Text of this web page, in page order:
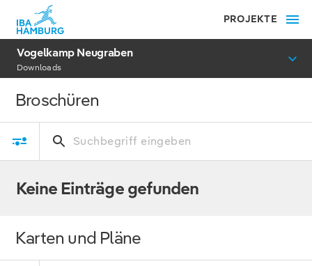
PROJEKTE
Vogelkamp Neugraben
Downloads
Broschüren
Keine Einträge gefunden
Karten und Pläne